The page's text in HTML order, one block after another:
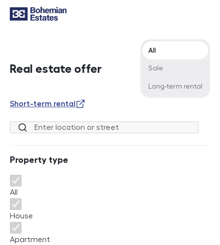
Real estate offer
Offer type
All
Sale
Long-term rental
Short-term rental
Location or street
Property type
Property type
All
House
Apartment